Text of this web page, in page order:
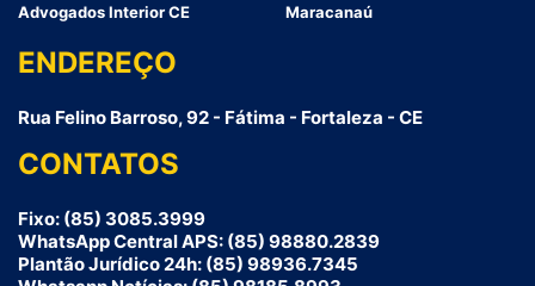
Advogados Interior CE
Maracanaú
ENDEREÇO
Rua Felino Barroso, 92 - Fátima - Fortaleza - CE
CONTATOS
Fixo: (85) 3085.3999
WhatsApp Central APS: (85) 98880.2839
Plantão Jurídico 24h: (85) 98936.7345